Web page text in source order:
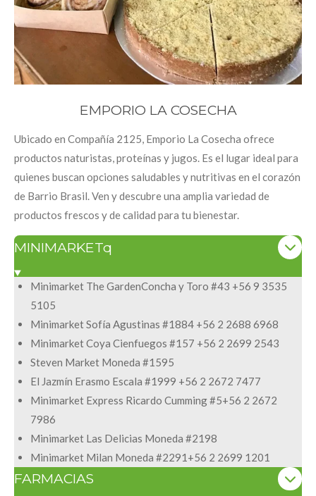
EMPORIO LA COSECHA
Ubicado en Compañía 2125, Emporio La Cosecha ofrece
productos naturistas, proteínas y jugos. Es el lugar ideal para
quienes buscan opciones saludables y nutritivas en el corazón
de Barrio Brasil. Ven y descubre una amplia variedad de
productos frescos y de calidad para tu bienestar.
MINIMARKETq
Minimarket The GardenConcha y Toro #43 +56 9 3535
5105
Minimarket Sofía Agustinas #1884 +56 2 2688 6968
Minimarket Coya Cienfuegos #157 +56 2 2699 2543
Steven Market Moneda #1595
El Jazmín Erasmo Escala #1999 +56 2 2672 7477
Minimarket Express Ricardo Cumming #5+56 2 2672
7986
Minimarket Las Delicias Moneda #2198
Minimarket Milan Moneda #2291+56 2 2699 1201
FARMACIAS